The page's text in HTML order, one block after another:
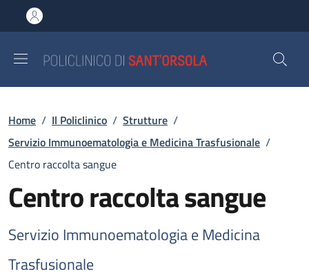
al contenuto principale
to footer content
Briciole di pane
Home / Il Policlinico / Strutture /
Servizio Immunoematologia e Medicina Trasfusionale /
Centro raccolta sangue
Centro raccolta sangue
Servizio Immunoematologia e Medicina
Trasfusionale